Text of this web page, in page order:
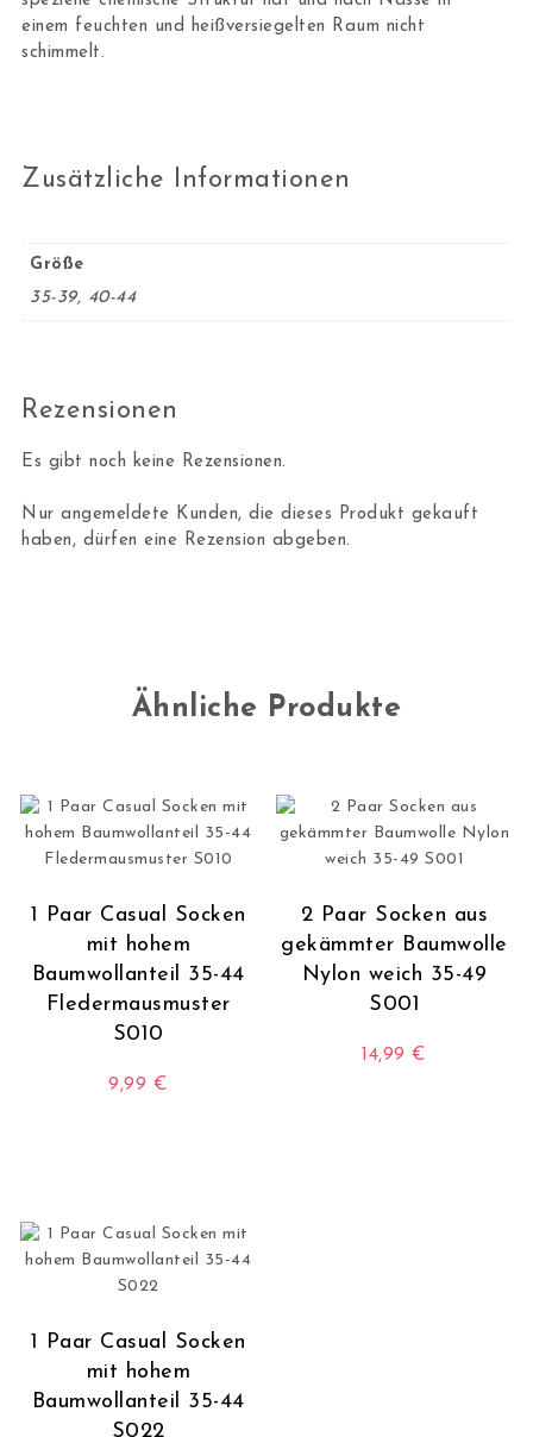
einem feuchten und heißversiegelten Raum nicht
schimmelt.
Zusätzliche Informationen
Größe
35-39, 40-44
Rezensionen
Es gibt noch keine Rezensionen.
Nur angemeldete Kunden, die dieses Produkt gekauft
haben, dürfen eine Rezension abgeben.
Ähnliche Produkte
1 Paar Casual Socken
mit hohem
Baumwollanteil 35-44
Fledermausmuster
S010
9,99 €
2 Paar Socken aus
gekämmter Baumwolle
Nylon weich 35-49
S001
14,99€
1 Paar Casual Socken
mit hohem
Baumwollanteil 35-44
S022